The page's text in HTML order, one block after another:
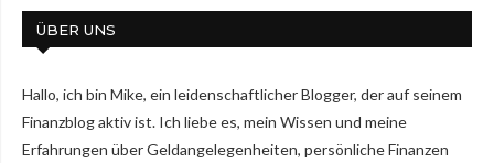
ÜBER UNS
Hallo, ich bin Mike, ein leidenschaftlicher Blogger, der auf seinem
Finanzblog aktiv ist. Ich liebe es, mein Wissen und meine
Erfahrungen über Geldangelegenheiten, persönliche Finanzen